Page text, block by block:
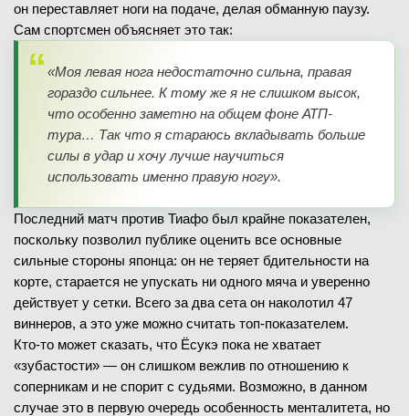
он переставляет ноги на подаче, делая обманную паузу.
Сам спортсмен объясняет это так:
«Моя левая нога недостаточно сильна, правая
гораздо сильнее. К тому же я не слишком высок,
что особенно заметно на общем фоне АТП-
тура… Так что я стараюсь вкладывать больше
силы в удар и хочу лучше научиться
использовать именно правую ногу».
Последний матч против Тиафо был крайне показателен,
поскольку позволил публике оценить все основные
сильные стороны японца: он не теряет бдительности на
корте, старается не упускать ни одного мяча и уверенно
действует у сетки. Всего за два сета он наколотил 47
виннеров, а это уже можно считать топ-показателем.
Кто-то может сказать, что Ёсукэ пока не хватает
«зубастости» — он слишком вежлив по отношению к
соперникам и не спорит с судьями. Возможно, в данном
случае это в первую очередь особенность менталитета, но